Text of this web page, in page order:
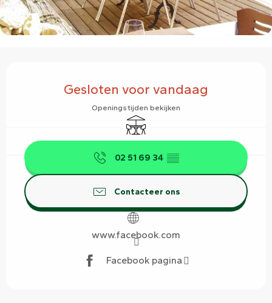
Gesloten voor vandaag
Openingstijden bekijken
Terras
02 51 69 34 ▒▒
Contacteer ons
www.facebook.com
Facebook pagina